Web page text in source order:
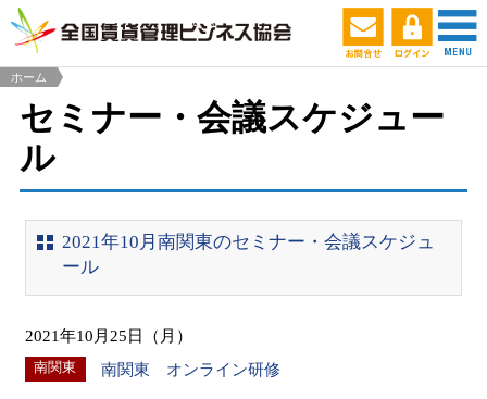
ホーム
セミナー・会議スケジュー
ル
2021年10月南関東のセミナー・会議スケジュ
ール
2021年10月25日（月）
南関東 南関東 オンライン研修